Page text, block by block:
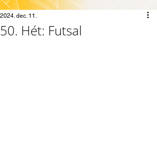
50. Hét: Futsal
2024. dec. 11.